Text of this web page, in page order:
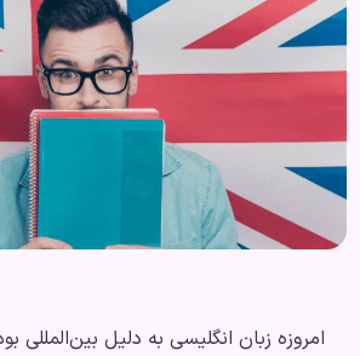
امروزه زبان انگلیسی به دلیل